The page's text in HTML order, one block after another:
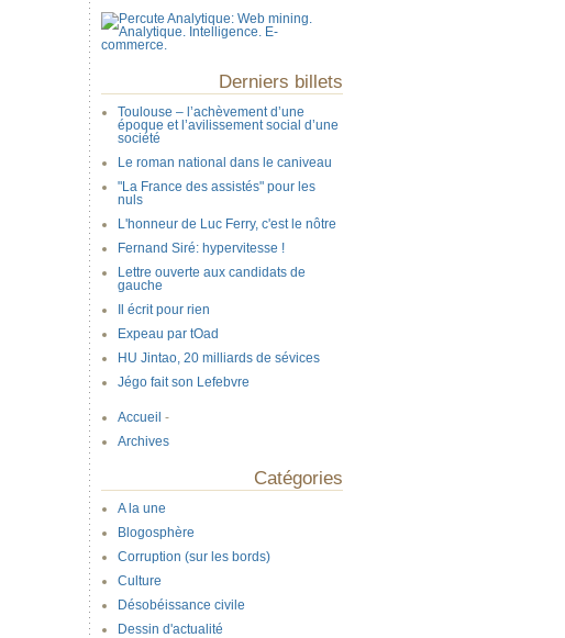
Derniers billets
Toulouse – l’achèvement d’une
époque et l’avilissement social d’une
société
Le roman national dans le caniveau
"La France des assistés" pour les
nuls
L'honneur de Luc Ferry, c'est le nôtre
Fernand Siré: hypervitesse !
Lettre ouverte aux candidats de
gauche
Il écrit pour rien
Expeau par tOad
HU Jintao, 20 milliards de sévices
Jégo fait son Lefebvre
Accueil -
Archives
Catégories
A la une
Blogosphère
Corruption (sur les bords)
Culture
Désobéissance civile
Dessin d'actualité